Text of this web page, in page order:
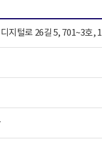
지털로 26길 5, 701~3호,